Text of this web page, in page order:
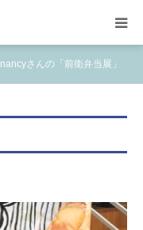
nancyさんの「前衛弁当展」